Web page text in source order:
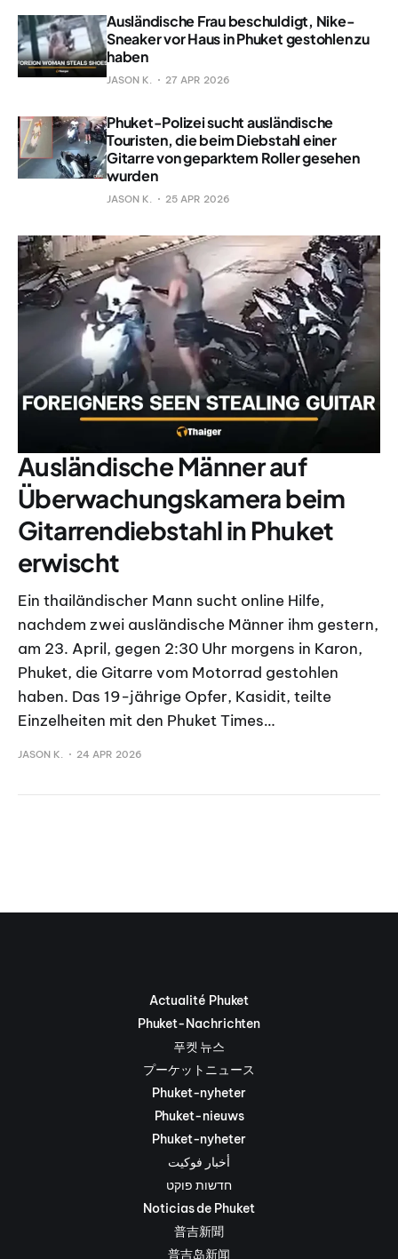
Ausländische Frau beschuldigt, Nike-
Sneaker vor Haus in Phuket gestohlen zu
haben
JASON K. 27 APR 2026
Phuket-Polizei sucht ausländische
Touristen, die beim Diebstahl einer
Gitarre von geparktem Roller gesehen
wurden
JASON K. 25 APR 2026
Ausländische Männer auf
Überwachungskamera beim
Gitarrendiebstahl in Phuket
erwischt
Ein thailändischer Mann sucht online Hilfe,
nachdem zwei ausländische Männer ihm gestern,
am 23. April, gegen 2:30 Uhr morgens in Karon,
Phuket, die Gitarre vom Motorrad gestohlen
haben. Das 19-jährige Opfer, Kasidit, teilte
Einzelheiten mit den Phuket Times…
JASON K. 24 APR 2026
Actualité Phuket
Phuket-Nachrichten
푸켓 뉴스
プーケットニュース
Phuket-nyheter
Phuket-nieuws
Phuket-nyheter
أخبار فوكيت
חדשות פוקט
Noticias de Phuket
普吉新聞
普吉岛新闻